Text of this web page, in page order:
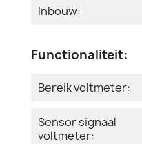
Inbouw:
Functionaliteit:
Bereik voltmeter:
Sensor signaal
voltmeter: